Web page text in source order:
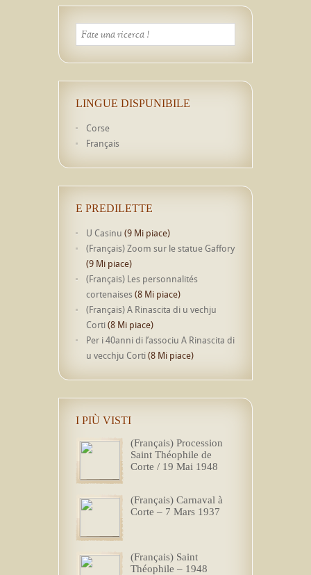
LINGUE DISPUNIBILE
Corse
Français
E PREDILETTE
U Casinu (9 Mi piace)
(Français) Zoom sur le statue Gaffory
(9 Mi piace)
(Français) Les personnalités
cortenaises (8 Mi piace)
(Français) A Rinascita di u vechju
Corti(8 Mi piace)
Per i 40anni di l’associu A Rinascita di
u vecchju Corti(8 Mi piace)
I PIÙ VISTI
(Français) Procession
Saint Théophile de
Corte / 19 Mai 1948
(Français) Carnaval à
Corte – 7 Mars 1937
(Français) Saint
Théophile – 1948